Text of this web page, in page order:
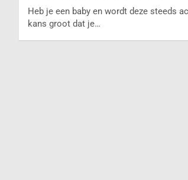
Heb je een baby en wordt deze steeds
kans groot dat je…